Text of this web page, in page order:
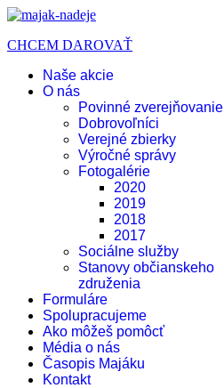
CHCEM DAROVAŤ
Naše akcie
O nás
Povinné zverejňovanie
Dobrovoľníci
Verejné zbierky
Výročné správy
Fotogalérie
2020
2019
2018
2017
Sociálne služby
Stanovy občianskeho
združenia
Formuláre
Spolupracujeme
Ako môžeš pomôcť
Média o nás
Časopis Majáku
Kontakt